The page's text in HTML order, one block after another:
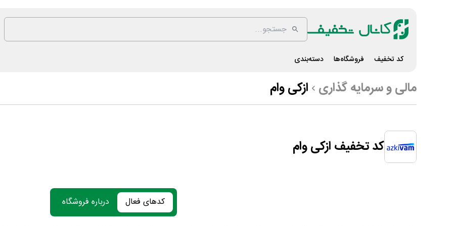
کد تخفیف فروشگاه‌ها دسته‌بندی
مالی و سرمایه گذاری ازکی وام
کد تخفیف ازکی وام
کدهای فعال درباره فروشگاه